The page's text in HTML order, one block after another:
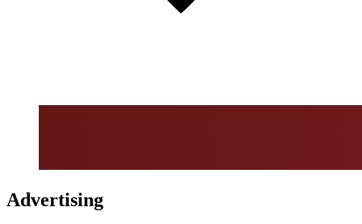
Advertising